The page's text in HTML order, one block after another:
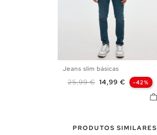
Jeans slim básicas
Preço normal
25,99 € Preço
14,99 € -42%
PRODUTOS SIMILARES